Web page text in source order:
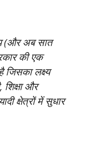
(और अब सात
की एक
जिसका लक्ष्य
और
क्षेत्रों में सुधार